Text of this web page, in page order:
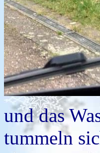
und das
tummeln